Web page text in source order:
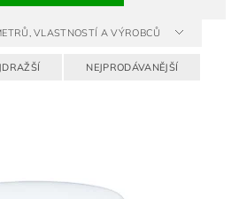
VLASTNOSTÍ A VÝROBCŮ
NEJPRODÁVANĚJŠÍ